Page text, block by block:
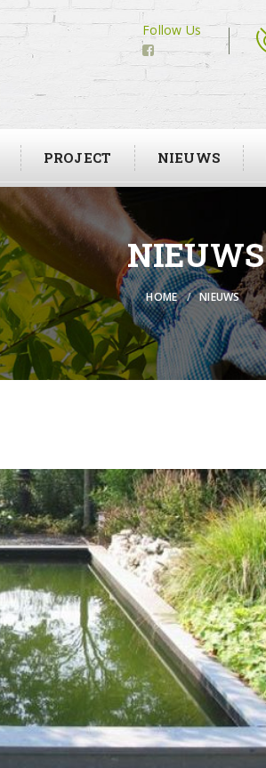
Follow Us
PROJECT NIEUWS
NIEUWS
HOME NIEUWS